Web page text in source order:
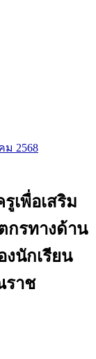
ม 2568
เพื่อเสริม
กรทางด้าน
นักเรียน
ราช